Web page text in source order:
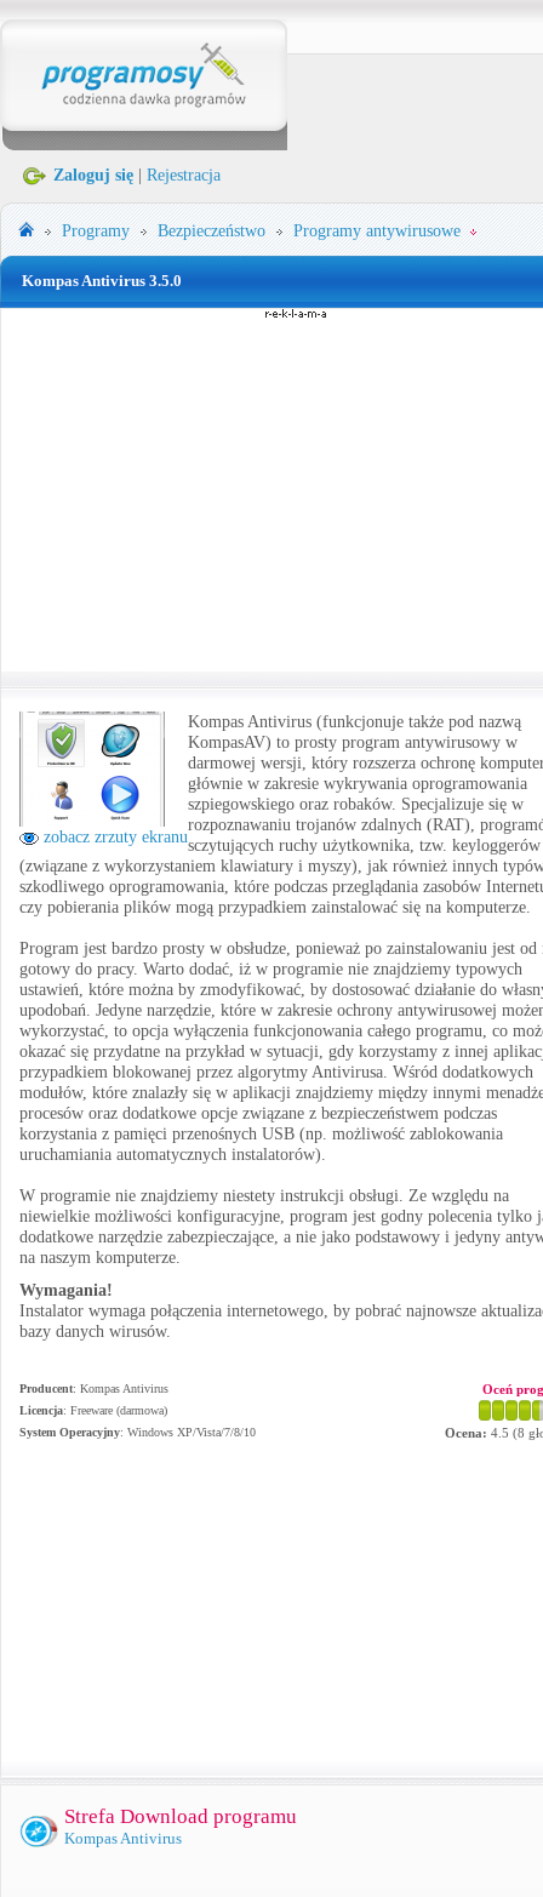
Zaloguj się Rejestracja
Programy Bezpieczeństwo Programy antywirusowe
Kompas Antivirus 3.5.0
zobacz zrzuty ekranu
Kompas Antivirus (funkcjonuje także pod nazwą
KompasAV) to prosty program antywirusowy w
darmowej wersji, który rozszerza ochronę
głównie w zakresie wykrywania oprogramowania
szpiegowskiego oraz robaków. Specjalizuje się w
rozpoznawaniu trojanów zdalnych (RAT),
sczytujących ruchy użytkownika, tzw. keyloggerów
(związane z wykorzystaniem klawiatury i myszy), jak również innych
szkodliwego oprogramowania, które podczas przeglądania zasobów
czy pobierania plików mogą przypadkiem zainstalować się na komputerze.
Program jest bardzo prosty w obsłudze, ponieważ po zainstalowaniu jest od
gotowy do pracy. Warto dodać, iż w programie nie znajdziemy typowych
ustawień, które można by zmodyfikować, by dostosować działanie do
upodobań. Jedyne narzędzie, które w zakresie ochrony antywirusowej
wykorzystać, to opcja wyłączenia funkcjonowania całego programu, co
okazać się przydatne na przykład w sytuacji, gdy korzystamy z innej
przypadkiem blokowanej przez algorytmy Antivirusa. Wśród dodatkowych
modułów, które znalazły się w aplikacji znajdziemy między innymi
procesów oraz dodatkowe opcje związane z bezpieczeństwem podczas
korzystania z pamięci przenośnych USB (np. możliwość zablokowania
uruchamiania automatycznych instalatorów).
W programie nie znajdziemy niestety instrukcji obsługi. Ze względu na
niewielkie możliwości konfiguracyjne, program jest godny polecenia tylko
dodatkowe narzędzie zabezpieczające, a nie jako podstawowy i jedyny
na naszym komputerze.
Wymagania!
Instalator wymaga połączenia internetowego, by pobrać najnowsze
bazy danych wirusów.
Producent: Kompas Antivirus
Licencja: Freeware (darmowa)
System Operacyjny: Windows XP/Vista/7/8/10
Oceń
Ocena: 4.5 (8
Strefa Download programu
Kompas Antivirus